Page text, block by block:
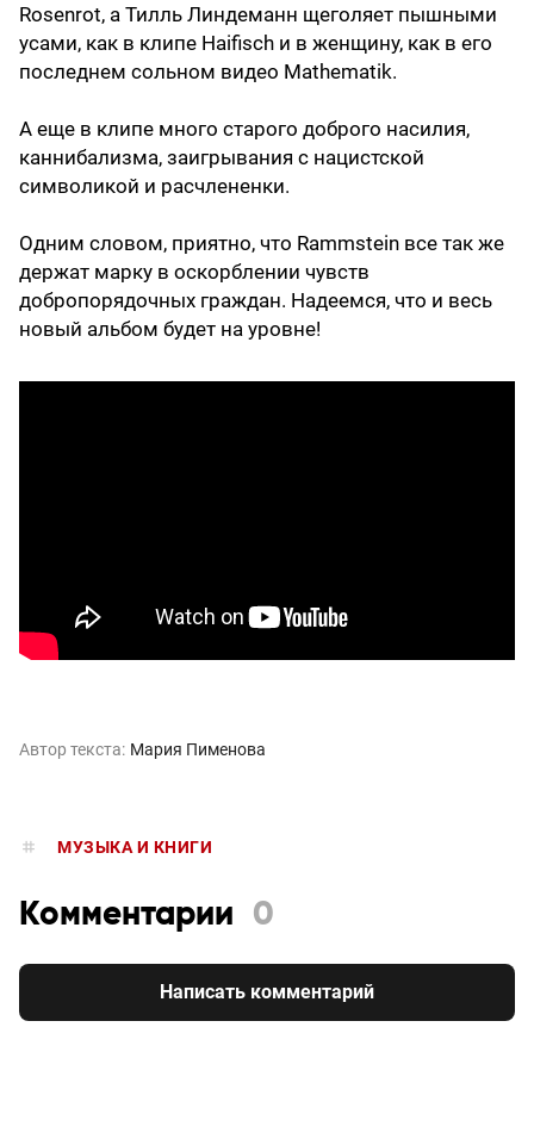
Rosenrot, а Тилль Линдеманн щеголяет пышными
усами, как в клипе Haifisch и в женщину, как в его
последнем сольном видео Mathematik.
А еще в клипе много старого доброго насилия,
каннибализма, заигрывания с нацистской
символикой и расчлененки.
Одним словом, приятно, что Rammstein все так же
держат марку в оскорблении чувств
добропорядочных граждан. Надеемся, что и весь
новый альбом будет на уровне!
Автор текста: Мария Пименова
МУЗЫКА И КНИГИ
Комментарии 0
Написать комментарий